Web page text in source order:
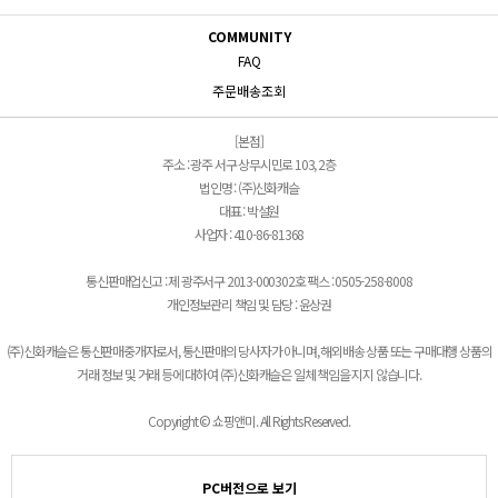
COMMUNITY
FAQ
주문배송조회
[본점]
주소 : 광주 서구 상무시민로 103, 2층
법인명 : (주)신화캐슬
대표 : 박설원
사업자 : 410-86-81368
통신판매업신고 : 제 광주서구 2013-000302호 팩스 : 0505-258-8008
개인정보관리 책임 및 담당 : 윤상권
(주)신화캐슬은 통신판매중개자로서, 통신판매의 당사자가 아니며, 해외배송 상품 또는 구매대행 상품의
거래 정보 및 거래 등에 대하여 (주)신화캐슬은 일체 책임을 지지 않습니다.
Copyright © 쇼핑앤미. All Rights Reserved.
PC버전으로 보기